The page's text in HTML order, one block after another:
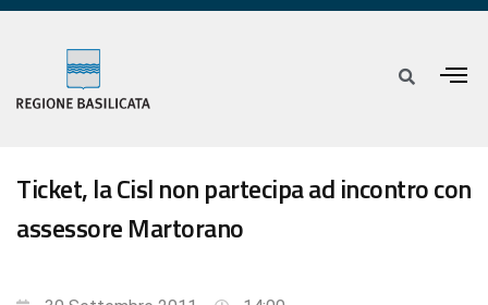
Ticket, la Cisl non partecipa ad incontro con
assessore Martorano